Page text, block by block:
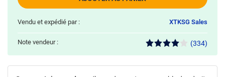
Vendu et expédié par : XTKSG Sales
Note vendeur : (334)